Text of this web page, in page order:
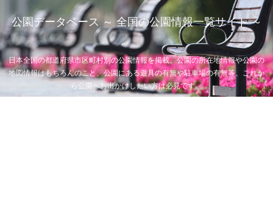
公園データベース ～ 全国の公園情報一覧サイト ～
日本全国の都道府県市区町村別の公園情報を掲載。公園の所在地情報や公園の
地図情報はもちろんのこと、公園にある遊具の有無や駐車場の有無等、これか
ら公園へお出かけしたい方は必見です。